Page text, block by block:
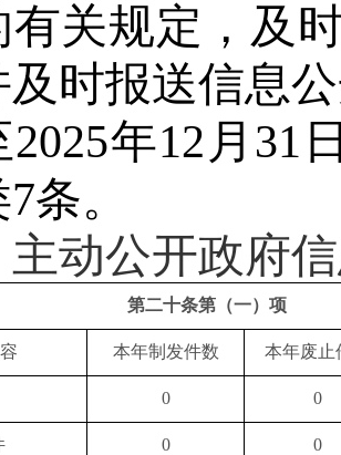
有关规定，及
时报送信息
2025年12月31
7条。
主动公开政府
第二十条第（一）项
本年制发件数 本年废止
0 0
0 0